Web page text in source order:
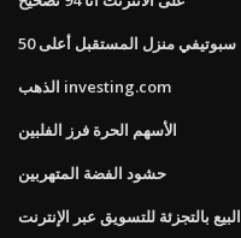
سبوتيفي منزل المستقبل أعلى 50
الذهب investing.com
الأسهم الحرة فرز الفلبين
حشود الفضة المتهربين
البيع بالتجزئة للتسويق عبر الإنترنت